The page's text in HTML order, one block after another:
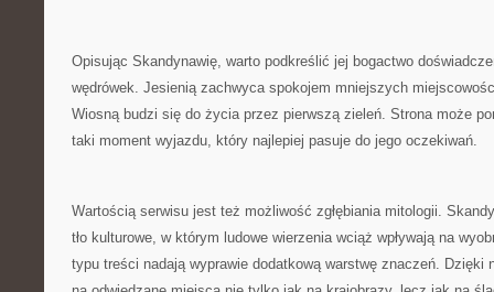
Opisując Skandynawię, warto podkreślić jej bogactwo
wędrówek. Jesienią zachwyca spokojem mniejszych
Wiosną budzi się do życia przez pierwszą zieleń. Strona może
taki moment wyjazdu, który najlepiej pasuje do jego oczekiwań.
Wartością serwisu jest też możliwość zgłębiania mitologii.
tło kulturowe, w którym ludowe wierzenia wciąż wpływają na
typu treści nadają wyprawie dodatkową warstwę znaczeń. Dzięki